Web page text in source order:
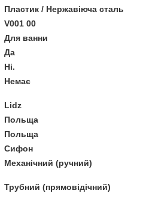
Пластик / Нержавіюча сталь
V001 00
Для ванни
Да
Ні.
Немає
Lidz
Польща
Польща
Сифон
Механічний (ручний)
Трубний (прямовідічний)